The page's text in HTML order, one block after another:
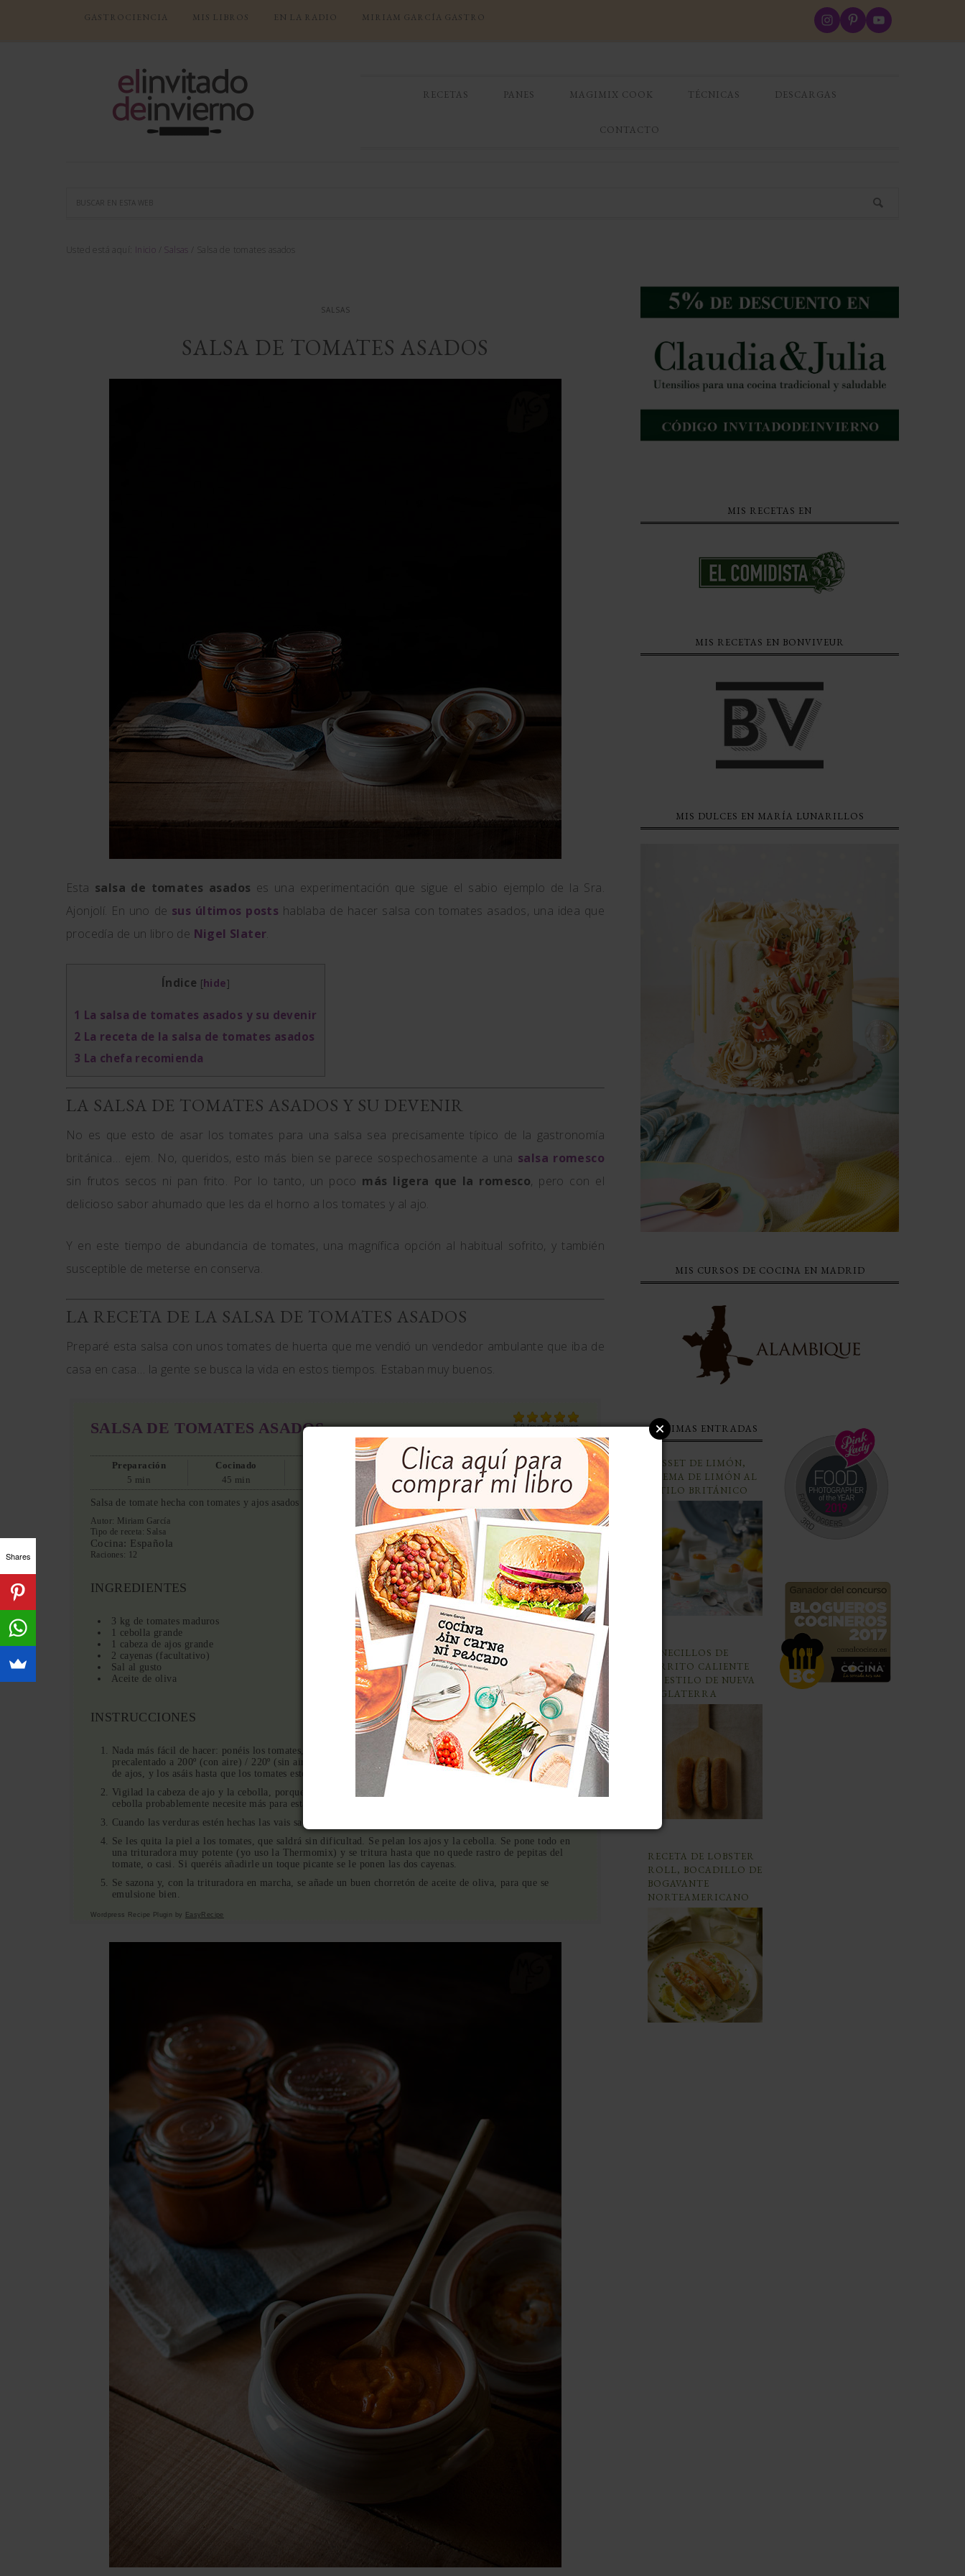
GASTROCIENCIA MIS LIBROS EN LA RADIO MIRIAM GARCÍA GASTRO
RECETAS PANES MAGIMIX COOK TÉCNICAS DESCARGAS
CONTACTO
Usted está aquí: Inicio Salsas Salsa de tomates asados
SALSAS
SALSA DE TOMATES ASADOS
Esta salsa de tomates asados es una experimentación que sigue el sabio ejemplo de la Sra.
Ajonjolí. En uno de sus últimos posts hablaba de hacer salsa con tomates asados, una idea que
procedía de un libro de Nigel Slater.
Índice [hide]
1 La salsa de tomates asados y su devenir
2 La receta de la salsa de tomates asados
3 La chefa recomienda
LA SALSA DE TOMATES ASADOS Y SU DEVENIR
No es que esto de asar los tomates para una salsa sea precisamente típico de la gastronomía
británica… ejem. No, queridos, esto más bien se parece sospechosamente a una salsa romesco
sin frutos secos ni pan frito. Por lo tanto, un poco más ligera que la romesco, pero con el
delicioso sabor ahumado que les da el horno a los tomates y al ajo.
Y en este tiempo de abundancia de tomates, una magnífica opción al habitual sofrito, y también
susceptible de meterse en conserva.
LA RECETA DE LA SALSA DE TOMATES ASADOS
Preparé esta salsa con unos tomates de huerta que me vendió un vendedor ambulante que iba de
casa en casa… la gente se busca la vida en estos tiempos. Estaban muy buenos.
5.0from4reviews
SALSA DE TOMATES ASADOS
Imprimir
Preparación
5 min
Cocinado
45 min
Salsa de tomate hecha con tomates y ajos asados
Autor: Miriam García
Tipo de receta: Salsa
Cocina: Española
Raciones: 12
INGREDIENTES
3 kg de tomates maduros
1 cebolla grande
1 cabeza de ajos grande
2 cayenas (facultativo)
Sal al gusto
Aceite de oliva
INSTRUCCIONES
Nada más fácil de hacer: ponéis los tomates, pincelados con aceite de oliva virgen, en el horno
precalentado a 200º (con aire) / 220º (sin aire) junto con la cebolla (envuelta en papel aluminio) y la cabeza
de ajos, y los asáis hasta que los tomates estén bien blandos y con la piel renegrida.
Vigilad la cabeza de ajo y la cebolla, porque no necesitan el mismo tiempo exactamente que los tomates. La
cebolla probablemente necesite más para estar completamente tierna por dentro.
Cuando las verduras estén hechas las vais sacando. Dejad enfriar por completo.
Se les quita la piel a los tomates, que saldrá sin dificultad. Se pelan los ajos y la cebolla. Se pone todo en
una trituradora muy potente (yo uso la Thermomix) y se tritura hasta que no quede rastro de pepitas del
tomate, o casi. Si queréis añadirle un toque picante se le ponen las dos cayenas.
Se sazona y, con la trituradora en marcha, se añade un buen chorretón de aceite de oliva, para que se
emulsione bien.
Wordpress Recipe Plugin by EasyRecipe
MIS RECETAS EN
MIS RECETAS EN BONVIVEUR
MIS DULCES EN MARÍA LUNARILLOS
MIS CURSOS DE COCINA EN MADRID
ÚLTIMAS ENTRADAS
POSSET DE LIMÓN,
CREMA DE LIMÓN AL
ESTILO BRITÁNICO
PANECILLOS DE
PERRITO CALIENTE
AL ESTILO DE NUEVA
INGLATERRA
RECETA DE LOBSTER
ROLL, BOCADILLO DE
BOGAVANTE
NORTEAMERICANO
Shares